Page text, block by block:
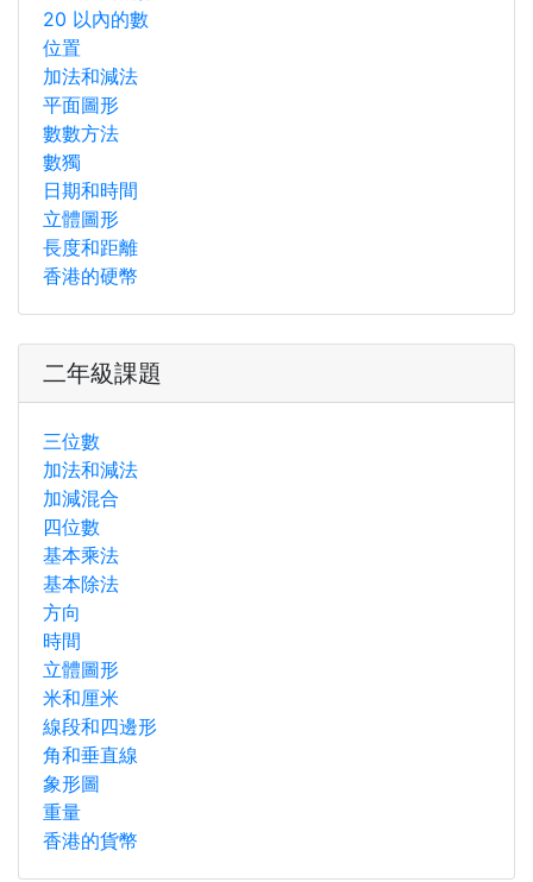
20 以內的數
位置
加法和減法
平面圖形
數數方法
數獨
日期和時間
立體圖形
長度和距離
香港的硬幣
二年級課題
三位數
加法和減法
加減混合
四位數
基本乘法
基本除法
方向
時間
立體圖形
米和厘米
線段和四邊形
角和垂直線
象形圖
重量
香港的貨幣